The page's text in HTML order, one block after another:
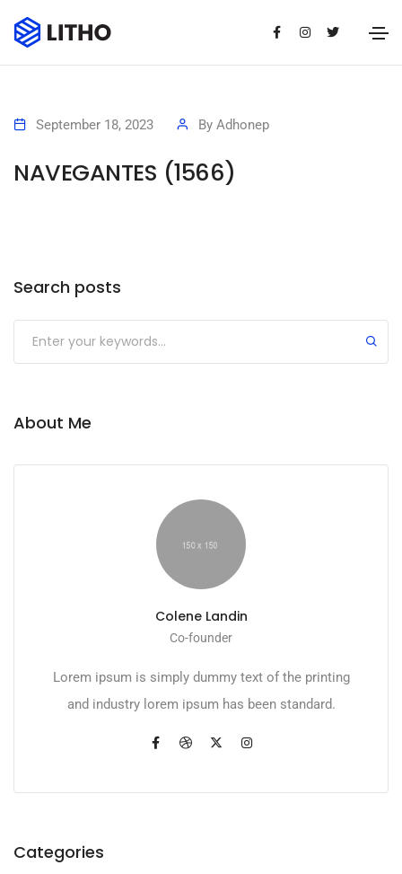
September 18, 2023 By Adhonep
NAVEGANTES (1566)
Search posts
Submit
About Me
Colene Landin
Co-founder
Lorem ipsum is simply dummy text of the printing
and industry lorem ipsum has been standard.
Categories